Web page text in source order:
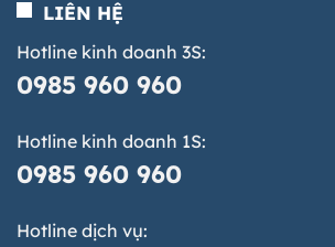
LIÊN HỆ
Hotline kinh doanh 3S:
0985 960 960
Hotline kinh doanh 1S:
0985 960 960
Hotline dịch vụ: